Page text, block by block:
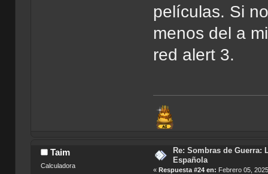
películas. Si
menos del a
red alert 3.
Taim
Calculadora
Re: Sombras de Guerra:
Española
«Respuesta #24 en: Febrero 05,